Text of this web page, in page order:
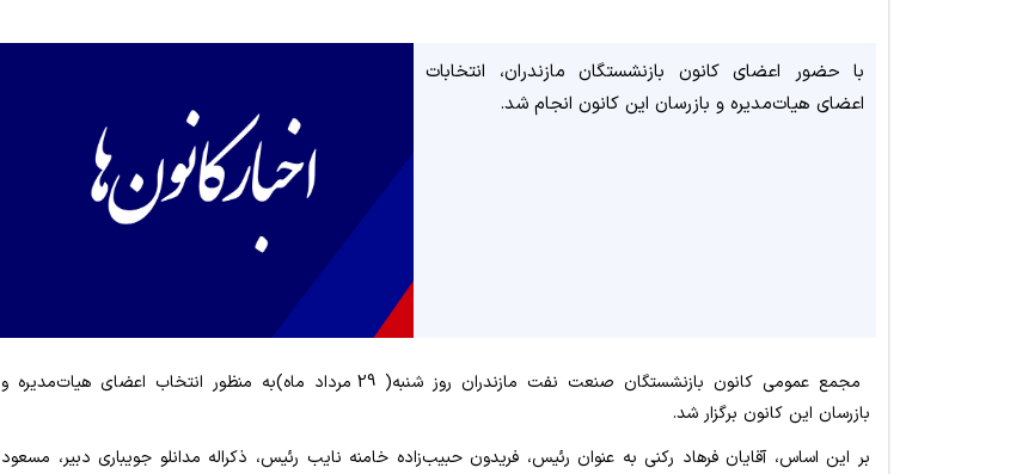
با حضور اعضای کانون بازنشستگان مازندران، انتخابات
اعضای هیات‌مدیره و بازرسان این کانون انجام شد.
مجمع عمومی کانون بازنشستگان صنعت نفت مازندران روز شنبه( 29 مرداد ماه)به منظور انتخاب اعضای هیات‌مدیره و
بازرسان این کانون برگزار شد.
بر این اساس، آقایان فرهاد رکنی به عنوان رئیس، فریدون حبیب‌زاده خامنه نایب‌ رئیس، ذکراله مدانلو جویباری دبیر، مسعود